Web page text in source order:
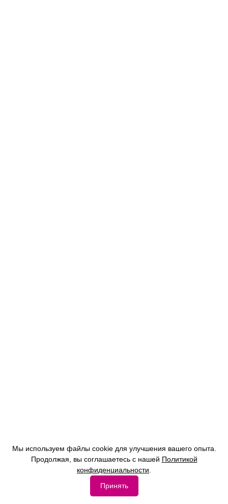
Мы используем файлы cookie для улучшения вашего опыта.
Продолжая, вы соглашаетесь с нашей Политикой
конфиденциальности
Принять